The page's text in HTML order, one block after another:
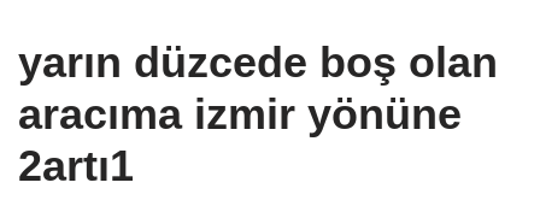
yarın düzcede boş olan
aracıma izmir yönüne
2artı1